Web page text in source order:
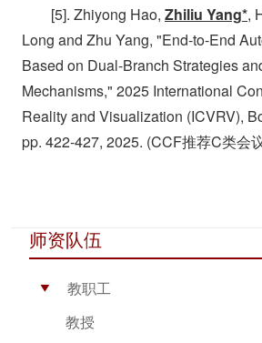
[5]. Zhiyong Hao, Zhiliu Yang*,
Long and Zhu Yang, "End-to-End
Based on Dual-Branch Strategies
Mechanisms," 2025 International
Reality and Visualization (ICVRV),
pp. 422-427, 2025. (CCF推荐C类会
师资队伍
▶
教职工
教授